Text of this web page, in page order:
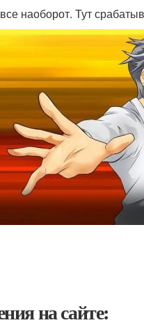
наоборот. Тут
на сайте: